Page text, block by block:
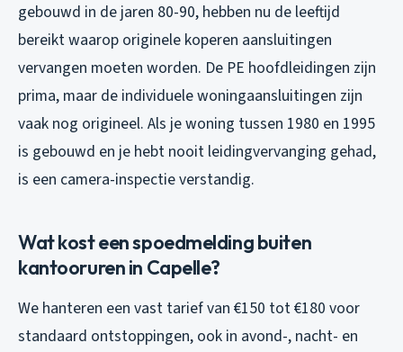
gebouwd in de jaren 80-90, hebben nu de leeftijd
bereikt waarop originele koperen aansluitingen
vervangen moeten worden. De PE hoofdleidingen zijn
prima, maar de individuele woningaansluitingen zijn
vaak nog origineel. Als je woning tussen 1980 en 1995
is gebouwd en je hebt nooit leidingvervanging gehad,
is een camera-inspectie verstandig.
Wat kost een spoedmelding buiten
kantooruren in Capelle?
We hanteren een vast tarief van €150 tot €180 voor
standaard ontstoppingen, ook in avond-, nacht- en